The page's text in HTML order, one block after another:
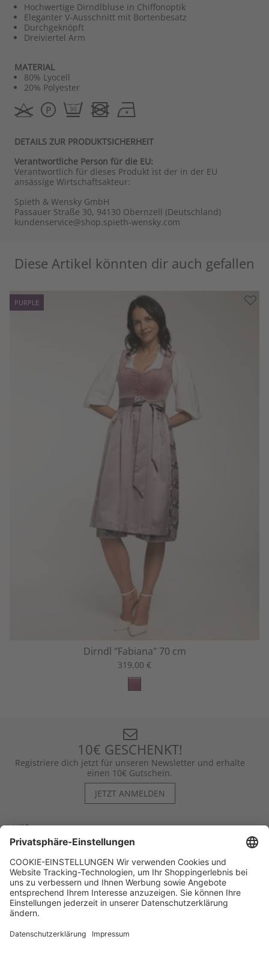
Hochwertige Dirndlbluse in Chiffonoptik
Eleganter V-Ausschnitt mit Bortenbesatz
Durchgeknöpft
Dreiviertel Arm
MATERIAL
80% Lyocell
20% Polyester
DETAILS ZUR PRODUKTSICHERHEIT
Verantwortliche Person für die EU:
Verantwortlich für dieses Produkt ist der in der EU
ansässige Wirtschaftsakteur:
Spieth & Wensky GmbH
Passauer Straße 30, 94130 Obernzell (Deutschland)
kundenservice@shop.spieth-wensky.com
Diese Artikel könnten dir auch gefallen
PURPLE
Dirndl "Fabiana" 70 cm
319,00 €
10€ GESCHENKT!
Registriere dich jetzt für unseren Newsletter und erhalte
einen 10€ Gutschein.
JETZT ANMELDEN
Hilfe
Kontakt
Kategorien